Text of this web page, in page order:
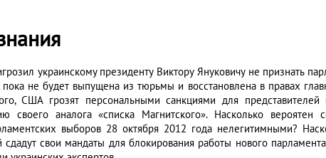
украинскому президенту Виктору Януковичу не признать
не будет выпущена из тюрьмы и восстановлена в правах
США грозят персональными санкциями для представителей
своего аналога «списка Магнитского». Насколько вероятен
выборов 28 октября 2012 года нелегитимными?
свои мандаты для блокирования работы нового